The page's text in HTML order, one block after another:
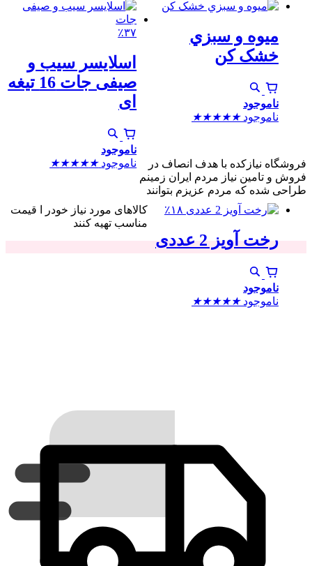
ميوه و سبزي
خشک کن
ناموجود
ناموجود ★
★
★
★
★
٪۳۷
اسلایسر سیب و
صیفی جات 16 تیغه
ای
ناموجود
ناموجود ★
★
★
★
★
٪۱۸
رخت آویز 2 عددی
ناموجود
ناموجود ★
★
★
★
★
فروشگاه نیازکده با هدف انصاف در
فروش و تامین نیاز مردم ایران زمینم
طراحی شده که مردم عزیزم بتوانند
کالاهای مورد نیاز خودر ا قیمت
مناسب تهیه کنند